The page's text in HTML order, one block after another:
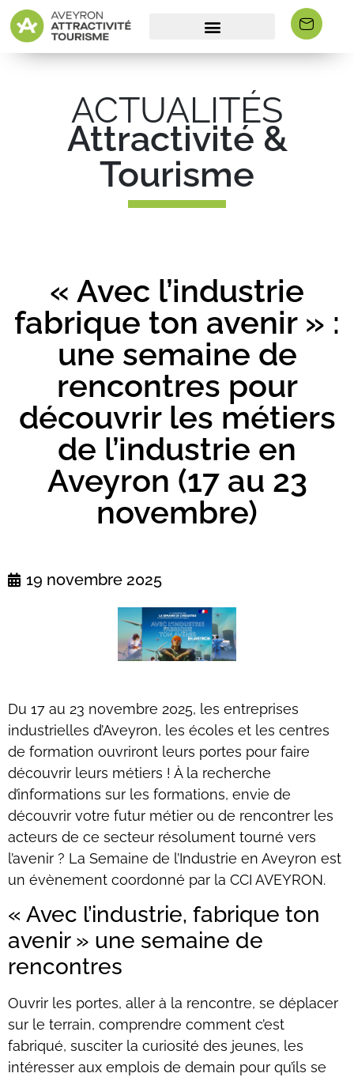
ACTUALITÉS
Attractivité &
Tourisme
« Avec l’industrie
fabrique ton avenir » :
une semaine de
rencontres pour
découvrir les métiers
de l’industrie en
Aveyron (17 au 23
novembre)
19 novembre 2025
Du 17 au 23 novembre 2025, les entreprises
industrielles d’Aveyron, les écoles et les centres
de formation ouvriront leurs portes pour faire
découvrir leurs métiers ! À la recherche
d’informations sur les formations, envie de
découvrir votre futur métier ou de rencontrer les
acteurs de ce secteur résolument tourné vers
l’avenir ? La Semaine de l’Industrie en Aveyron est
un évènement coordonné par la CCI AVEYRON.
« Avec l’industrie, fabrique ton
avenir » une semaine de
rencontres
Ouvrir les portes, aller à la rencontre, se déplacer
sur le terrain, comprendre comment c’est
fabriqué, susciter la curiosité des jeunes, les
intéresser aux emplois de demain pour qu’ils se